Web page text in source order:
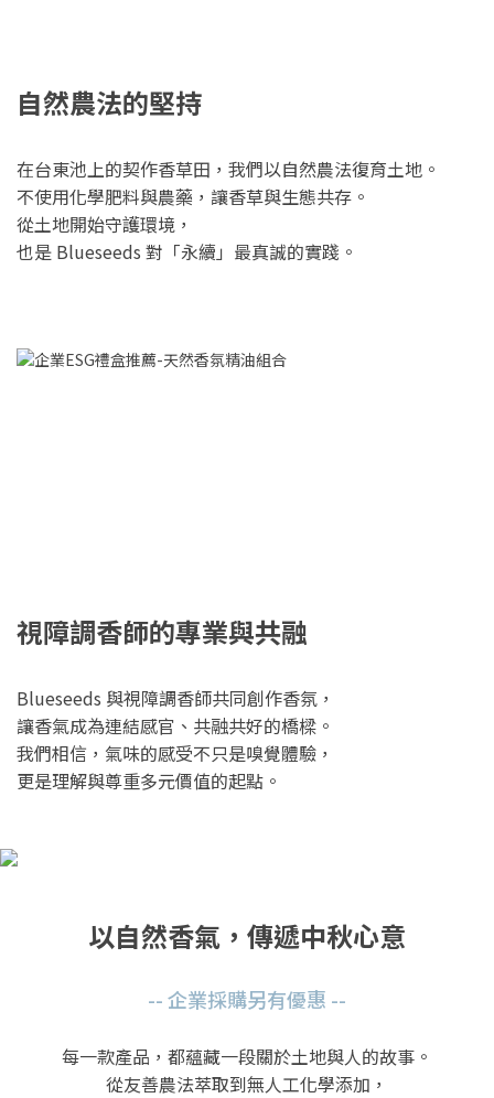
自然農法的堅持
在台東池上的契作香草田，我們以自然農法復育土地。
不使用化學肥料與農藥，讓香草與生態共存。
從土地開始守護環境，
也是 Blueseeds 對「永續」最真誠的實踐。
視障調香師的專業與共融
Blueseeds 與視障調香師共同創作香氛，
讓香氣成為連結感官、共融共好的橋樑。
我們相信，氣味的感受不只是嗅覺體驗，
更是理解與尊重多元價值的起點。
以自然香氣，傳遞中秋心意
-- 企業採購另有優惠 --
每一款產品，都蘊藏一段關於土地與人的故事。
從友善農法萃取到無人工化學添加，